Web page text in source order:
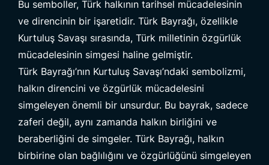
Bu semboller, Türk halkının tarihsel mücadelesinin
ve direncinin bir işaretidir. Türk Bayrağı, özellikle
Kurtuluş Savaşı sırasında, Türk milletinin özgürlük
mücadelesinin simgesi haline gelmiştir.
Türk Bayrağı’nın Kurtuluş Savaşı’ndaki sembolizmi,
halkın direncini ve özgürlük mücadelesini
simgeleyen önemli bir unsurdur. Bu bayrak, sadece
zaferi değil, aynı zamanda halkın birliğini ve
beraberliğini de simgeler. Türk Bayrağı, halkın
birbirine olan bağlılığını ve özgürlüğünü simgeleyen